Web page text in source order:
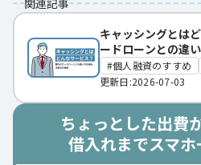
キャッシングとは
ードローンとの違
個人融資のすすめ
更新日:2026-07-03
ちょっとした出費
借入れまでスマホ